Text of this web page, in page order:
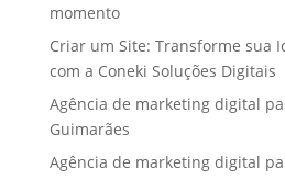
momento
Criar um Site: Transforme sua
com a Coneki Soluções Digitais
Agência de marketing digital
Guimarães
Agência de marketing digital